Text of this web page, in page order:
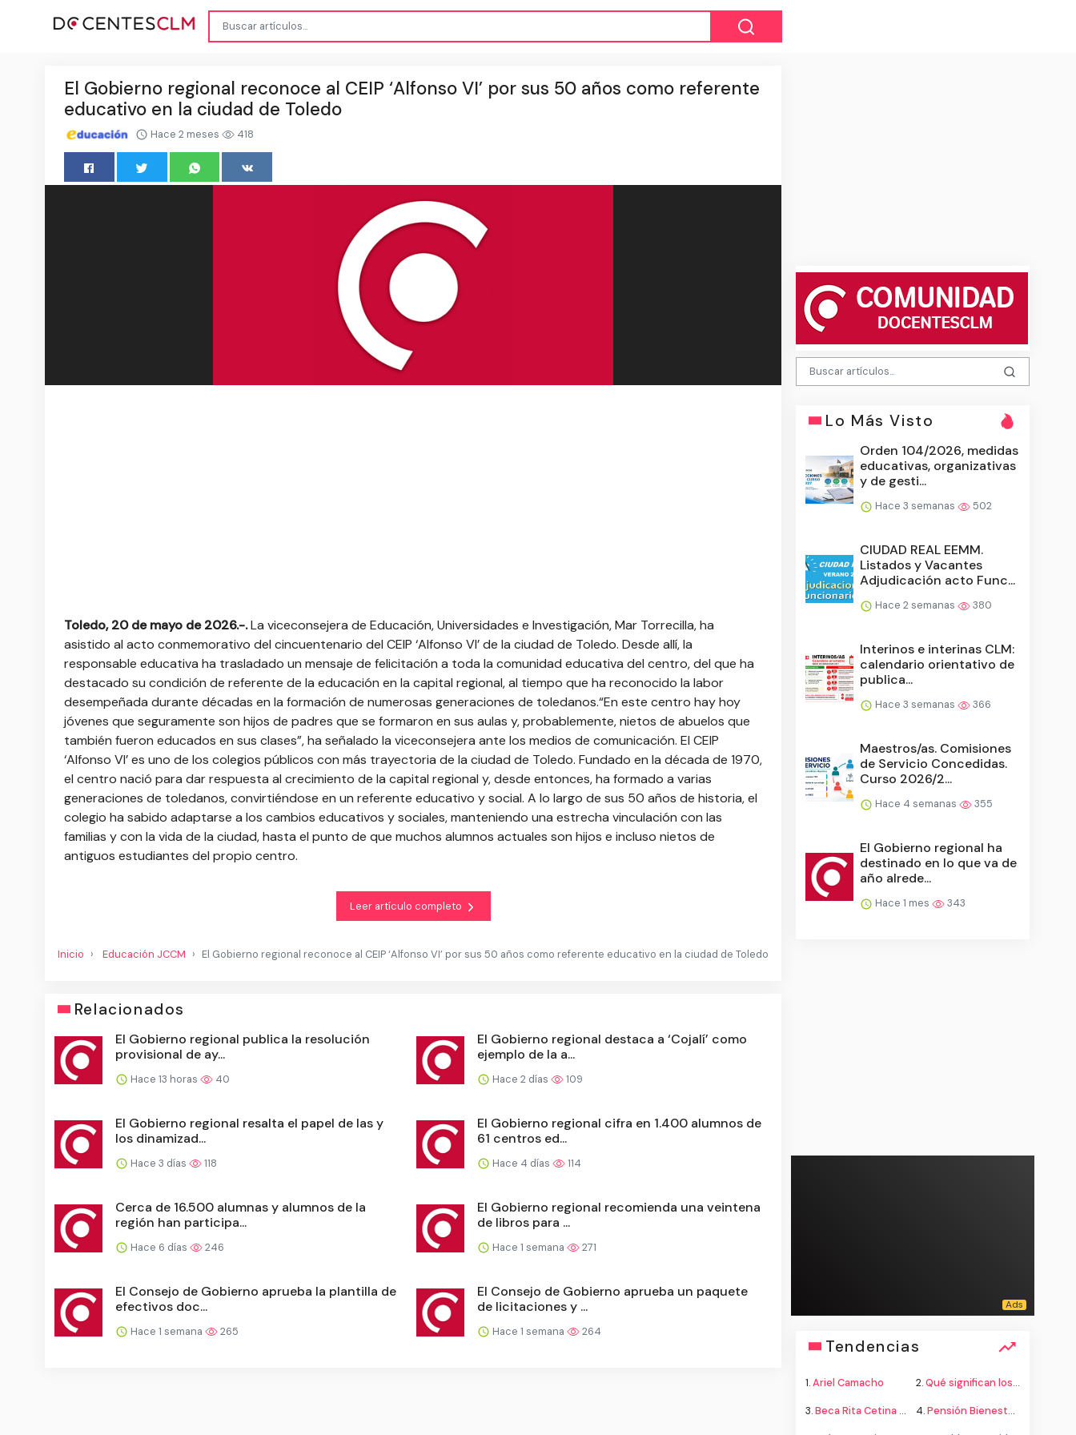
El Gobierno regional reconoce al CEIP ‘Alfonso VI’ por sus 50 años como referente
educativo en la ciudad de Toledo
Hace 2 meses 418
Toledo, 20 de mayo de 2026.-.La viceconsejera de Educación, Universidades e Investigación, Mar Torrecilla, ha
asistido al acto conmemorativo del cincuentenario del CEIP ‘Alfonso VI’ de la ciudad de Toledo. Desde allí, la
responsable educativa ha trasladado un mensaje de felicitación a toda la comunidad educativa del centro, del que ha
destacado su condición de referente de la educación en la capital regional, al tiempo que ha reconocido la labor
desempeñada durante décadas en la formación de numerosas generaciones de toledanos.“En este centro hay hoy
jóvenes que seguramente son hijos de padres que se formaron en sus aulas y, probablemente, nietos de abuelos que
también fueron educados en sus clases”, ha señalado la viceconsejera ante los medios de comunicación. El CEIP
‘Alfonso VI’ es uno de los colegios públicos con más trayectoria de la ciudad de Toledo. Fundado en la década de 1970,
el centro nació para dar respuesta al crecimiento de la capital regional y, desde entonces, ha formado a varias
generaciones de toledanos, convirtiéndose en un referente educativo y social. A lo largo de sus 50 años de historia, el
colegio ha sabido adaptarse a los cambios educativos y sociales, manteniendo una estrecha vinculación con las
familias y con la vida de la ciudad, hasta el punto de que muchos alumnos actuales son hijos e incluso nietos de
antiguos estudiantes del propio centro.
Leer artículo completo
Inicio Educación JCCM El Gobierno regional reconoce al CEIP ‘Alfonso VI’ por sus 50 años como referente educativo en la ciudad de Toledo
Relacionados
El Gobierno regional publica la resolución
provisional de ay...
Hace 13 horas 40
El Gobierno regional destaca a ‘Cojalí’ como
ejemplo de la a...
Hace 2 días 109
El Gobierno regional resalta el papel de las y
los dinamizad...
Hace 3 días 118
El Gobierno regional cifra en 1.400 alumnos de
61 centros ed...
Hace 4 días 114
Cerca de 16.500 alumnas y alumnos de la
región han participa...
Hace 6 días 246
El Gobierno regional recomienda una veintena
de libros para ...
Hace 1 semana 271
El Consejo de Gobierno aprueba la plantilla de
efectivos doc...
Hace 1 semana 265
El Consejo de Gobierno aprueba un paquete
de licitaciones y ...
Hace 1 semana 264
Lo Más Visto
Orden 104/2026, medidas
educativas, organizativas
y de gesti...
Hace 3 semanas 502
CIUDAD REAL EEMM.
Listados y Vacantes
Adjudicación acto Func...
Hace 2 semanas 380
Interinos e interinas CLM:
calendario orientativo de
publica...
Hace 3 semanas 366
Maestros/as. Comisiones
de Servicio Concedidas.
Curso 2026/2...
Hace 4 semanas 355
El Gobierno regional ha
destinado en lo que va de
año alrede...
Hace 1 mes 343
Tendencias
1.Ariel Camacho 2.Qué significan los colores de la bandera
3.Beca Rita Cetina secundaria 4.Pensión Bienestar adultos mayores